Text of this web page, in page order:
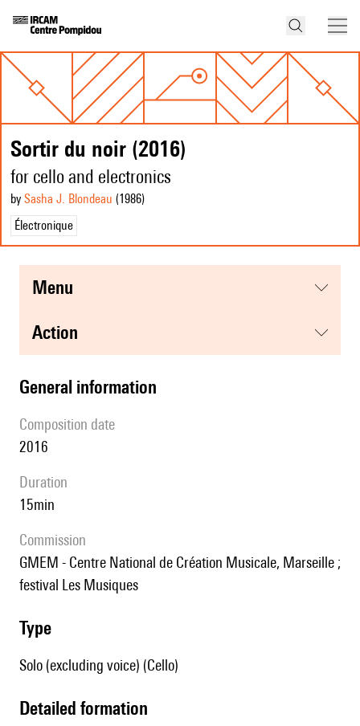
Sortir du noir (2016)
for cello and electronics
by Sasha J. Blondeau (1986)
Électronique
menu
action
general information
composition date
2016
duration
15min
Commission
GMEM - Centre National de Création Musicale, Marseille ;
festival Les Musiques
type
Solo (excluding voice) (Cello)
detailed formation